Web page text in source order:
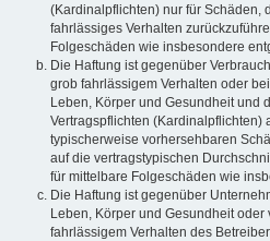
(Kardinalpflichten) nur für Schäden,
fahrlässiges Verhalten
Folgeschäden wie insbesondere
Die Haftung ist gegenüber
grob fahrlässigem Verhalten oder
Leben, Körper und Gesundheit und
Vertragspflichten (Kardinalpflichten)
typischerweise vorhersehbaren
auf die vertragstypischen
für mittelbare Folgeschäden wie
Die Haftung ist gegenüber
Leben, Körper und Gesundheit
fahrlässigem Verhalten des